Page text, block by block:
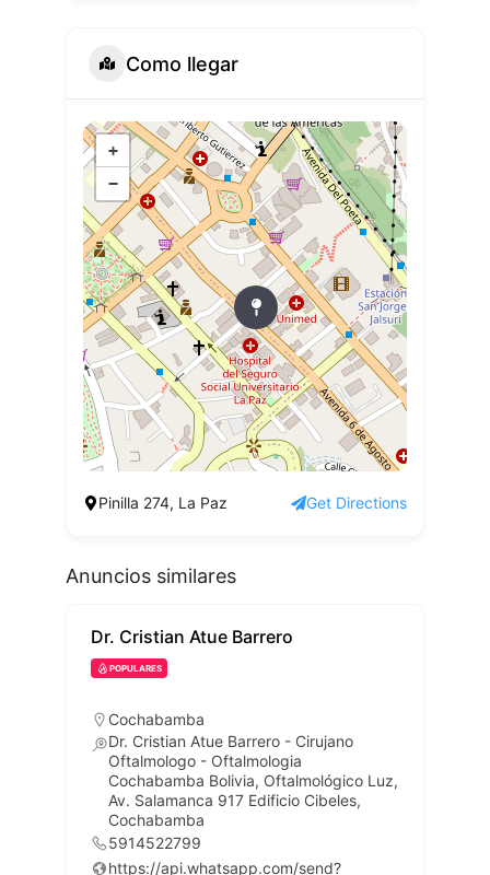
Como llegar
+
−
Pinilla 274, La Paz Get Directions
Anuncios similares
Dr. Cristian Atue Barrero
POPULARES
Cochabamba
Dr. Cristian Atue Barrero - Cirujano
Oftalmologo - Oftalmologia
Cochabamba Bolivia, Oftalmológico Luz,
Av. Salamanca 917 Edificio Cibeles,
Cochabamba
5914522799
https://api.whatsapp.com/send?